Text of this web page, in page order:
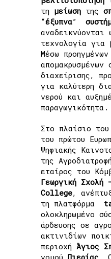
τη μείωση της
“έξυπνα”
αναδεικνύονται
τεχνολογία για
Μέσω
απομακρυσμένων
διαχείρισης,
για καλύτερη
νερού και
παραγωγικότητα.
Στο πλαίσιο του
του πρώτου
Ψηφιακής
της
εταίρος του
Γεωργική
College,
τη πλατφόρμα
ολοκληρωμένο
άρδευσης σε
ακτινιδίων
περιοχή Άγιος